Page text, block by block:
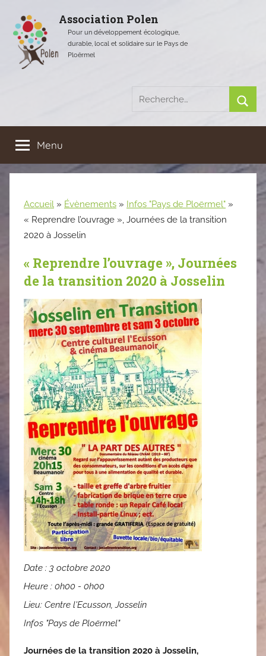
contenu
Association Polen
Pour un développement écologique,
durable, local et solidaire sur le Pays de
Ploërmel
Recherche
:
Menu
Accueil » Évènements » Infos "Pays de Ploërmel" »
« Reprendre l’ouvrage », Journées de la transition
2020 à Josselin
« Reprendre l’ouvrage », Journées
de la transition 2020 à Josselin
Date : 3 octobre 2020
Heure : 0h00 - 0h00
Lieu: Centre l'Ecusson, Josselin
Infos "Pays de Ploërmel"
Journées de la transition 2020 à Josselin,